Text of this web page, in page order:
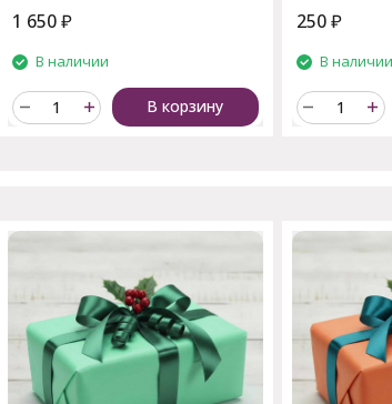
1 650₽
В наличии
В корзину
250₽
В наличии